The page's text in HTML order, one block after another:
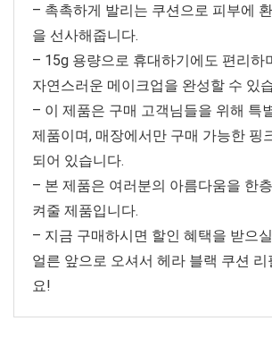
– 촉촉하게 발리는 쿠션으로 피부에
을 선사해줍니다.
– 15g 용량으로 휴대하기에도 편리하
자연스러운 메이크업을 완성할 수 있
– 이 제품은 구매 고객님들을 위해 특
제품이며, 매장에서만 구매 가능한 핑
되어 있습니다.
– 본 제품은 여러분의 아름다움을 한
켜줄 제품입니다.
– 지금 구매하시면 할인 혜택을 받으
얼른 앞으로 오셔서 헤라 블랙 쿠션 리
요!